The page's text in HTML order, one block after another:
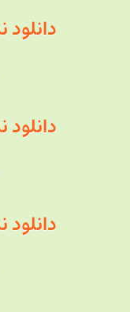
دانلود
دانلود
دانلود